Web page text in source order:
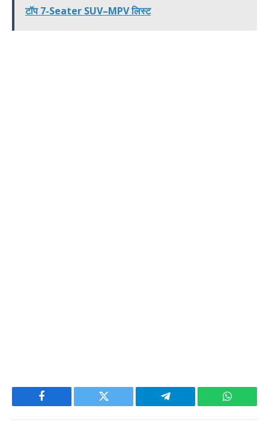
टॉप 7-Seater SUV–MPV लिस्ट
Facebook Twitter Telegram